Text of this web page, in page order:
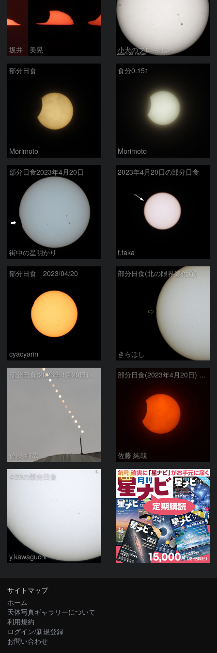
坂井 美晃 小犬のプロキオン
部分日食
Morimoto
食分0.151
Morimoto
部分日食2023年4月20日
街中の星明かり
2023年4月20日の部分日食
t.taka
部分日食 2023/04/20
cyacyarin
部分日食(北の限界線付近)
きらほし
部分日食(2023年4月20日)の連続写真 石垣島天文台と
佐藤 純哉
部分日食(2023年4月20日) 食の最大の頃 石垣島で
佐藤 純哉
4/20の部分日食
y.kawaguchi
PR
サイトマップ
ホーム
天体写真ギャラリーについて
利用規約
ログイン/新規登録
お問い合わせ